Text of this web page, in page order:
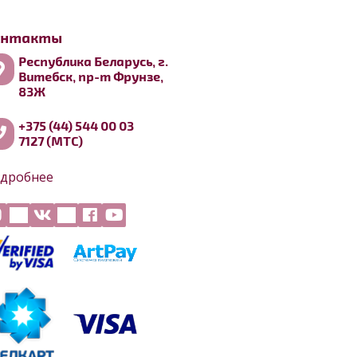
Республика Беларусь, г.
Витебск, пр-т Фрунзе,
83Ж
+375 (44) 544 00 03
7127 (МТС)